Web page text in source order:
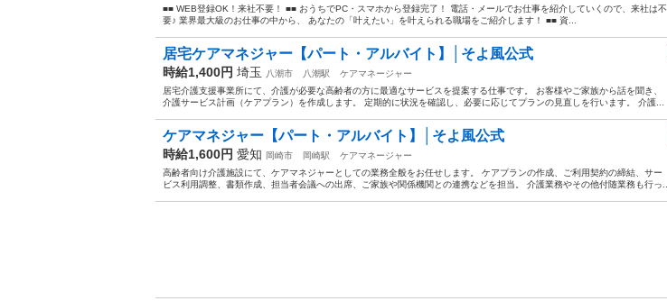
■■ WEB登録OK！来社不要！ ■■ おうちでPC・スマホから登録完了！ 電話・メールでお仕事を紹介していくので、来社は不
要♪ 業界最大級のお仕事の中から、 あなたの「叶えたい」を叶えられる職場をご紹介します！ ■■ 資...
居宅ケアマネジャー【パート・アルバイト】│そよ風公式
時給1,400円 埼玉 八潮市 八潮駅
ケアマネージャー
居宅介護支援事業所にて、介護が必要な高齢者の方に最適なサービスを提案する仕事です。 お客様やご家族から話を聞き、
介護サービス計画（ケアプラン）を作成します。 定期的に状況を確認し、必要に応じてプランの見直しを行います。 介護...
ケアマネジャー【パート・アルバイト】│そよ風公式
時給1,600円 愛知 岡崎市 岡崎駅
ケアマネージャー
高齢者向け介護施設にて、ケアマネジャーとしての業務全般をお任せします。 ケアプランの作成、ご利用契約の締結、サー
ビス利用調整、書類作成、担当者会議への出席、ご家族や関係機関との連携などを担当。 介護業務やその他付随業務も行っ...